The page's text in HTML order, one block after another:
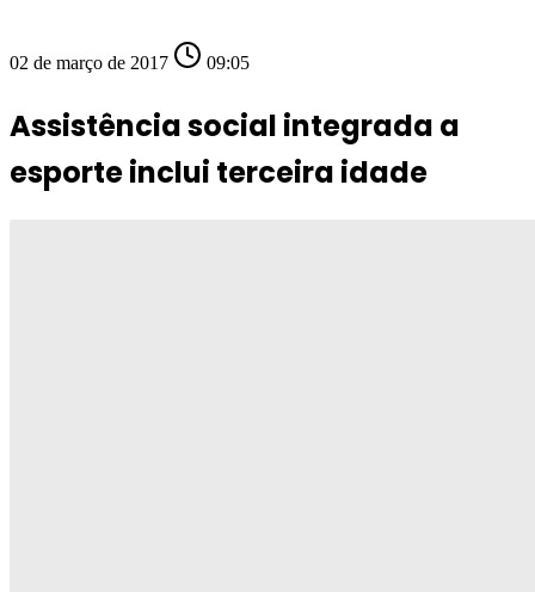
02 de março de 2017 09:05
Assistência social integrada a
esporte inclui terceira idade